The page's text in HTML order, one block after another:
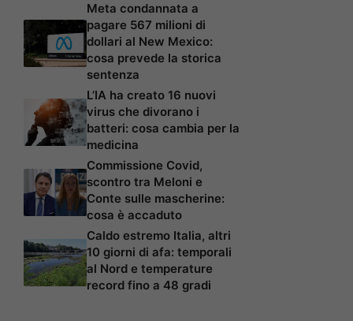
Meta condannata a
pagare 567 milioni di
dollari al New Mexico:
cosa prevede la storica
sentenza
L’IA ha creato 16 nuovi
virus che divorano i
batteri: cosa cambia per la
medicina
Commissione Covid,
scontro tra Meloni e
Conte sulle mascherine:
cosa è accaduto
Caldo estremo Italia, altri
10 giorni di afa: temporali
al Nord e temperature
record fino a 48 gradi